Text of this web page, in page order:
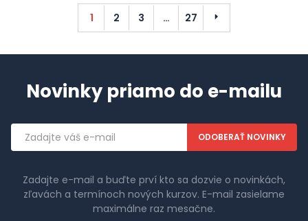
1 2 3 … 27 Ďalší
Novinky priamo do e-mailu
Emailová
adresa
Zadajte e-mail a buďte prví kto sa dozvie o novinkách,
zľavách a termínoch nových kurzov. E-mail zasielame
maximálne raz mesačne.